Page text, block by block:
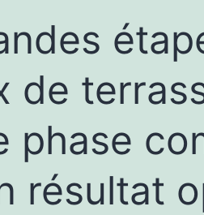
de
phase
résultat